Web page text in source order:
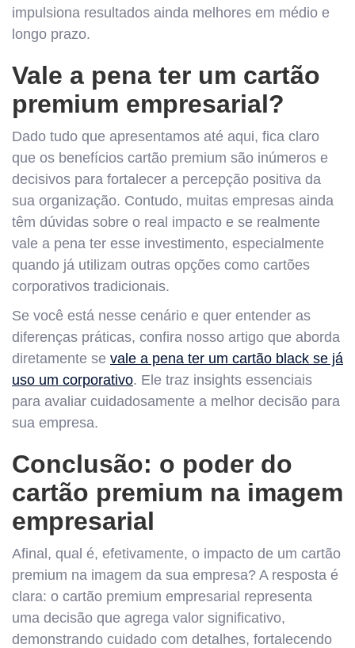
impulsiona resultados ainda melhores em médio e
longo prazo.
Vale a pena ter um cartão
premium empresarial?
Dado tudo que apresentamos até aqui, fica claro
que os benefícios cartão premium são inúmeros e
decisivos para fortalecer a percepção positiva da
sua organização. Contudo, muitas empresas ainda
têm dúvidas sobre o real impacto e se realmente
vale a pena ter esse investimento, especialmente
quando já utilizam outras opções como cartões
corporativos tradicionais.
Se você está nesse cenário e quer entender as
diferenças práticas, confira nosso artigo que aborda
diretamente se vale a pena ter um cartão black se já
uso um corporativo. Ele traz insights essenciais
para avaliar cuidadosamente a melhor decisão para
sua empresa.
Conclusão: o poder do
cartão premium na imagem
empresarial
Afinal, qual é, efetivamente, o impacto de um cartão
premium na imagem da sua empresa? A resposta é
clara: o cartão premium empresarial representa
uma decisão que agrega valor significativo,
demonstrando cuidado com detalhes, fortalecendo